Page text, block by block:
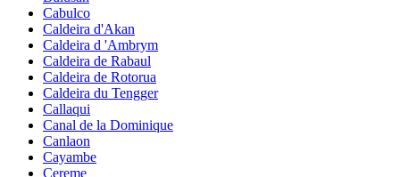
Cabulco
Caldeira d'Akan
Caldeira d 'Ambrym
Caldeira de Rabaul
Caldeira de Rotorua
Caldeira du Tengger
Callaqui
Canal de la Dominique
Canlaon
Cayambe
Cereme